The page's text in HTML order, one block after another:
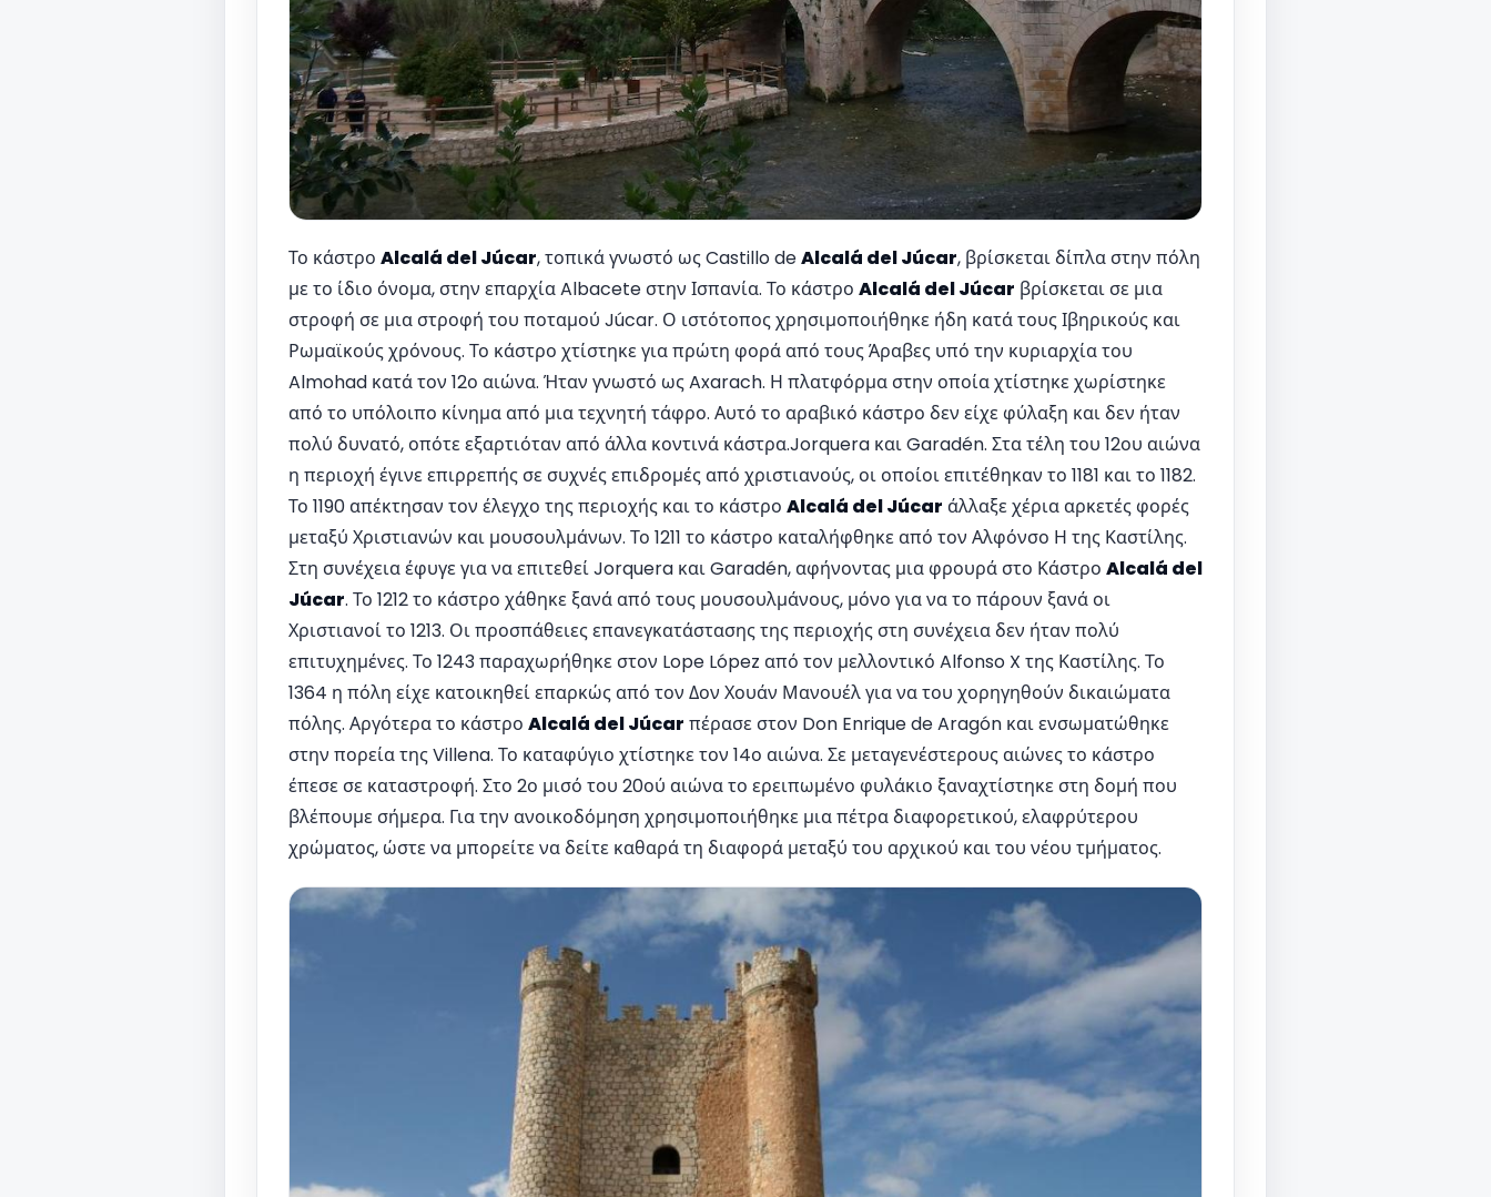
Το κάστρο Alcalá del Júcar, τοπικά γνωστό ως Castillo deAlcalá del Júcar, βρίσκεται δίπλα στην πόλη
με το ίδιο όνομα, στην επαρχία Albacete στην Ισπανία. Το κάστρο Alcalá del Júcar βρίσκεται σε μια
στροφή σε μια στροφή του ποταμού Júcar. Ο ιστότοπος χρησιμοποιήθηκε ήδη κατά τους Ιβηρικούς και
Ρωμαϊκούς χρόνους. Το κάστρο χτίστηκε για πρώτη φορά από τους Άραβες υπό την κυριαρχία του
Almohad κατά τον 12ο αιώνα. Ήταν γνωστό ως Axarach. Η πλατφόρμα στην οποία χτίστηκε χωρίστηκε
από το υπόλοιπο κίνημα από μια τεχνητή τάφρο. Αυτό το αραβικό κάστρο δεν είχε φύλαξη και δεν ήταν
πολύ δυνατό, οπότε εξαρτιόταν από άλλα κοντινά κάστρα.Jorquera και Garadén. Στα τέλη του 12ου αιώνα
η περιοχή έγινε επιρρεπής σε συχνές επιδρομές από χριστιανούς, οι οποίοι επιτέθηκαν το 1181 και το 1182.
Το 1190 απέκτησαν τον έλεγχο της περιοχής και το κάστρο Alcalá del Júcar άλλαξε χέρια αρκετές φορές
μεταξύ Χριστιανών και μουσουλμάνων. Το 1211 το κάστρο καταλήφθηκε από τον Αλφόνσο Η της Καστίλης.
Στη συνέχεια έφυγε για να επιτεθεί Jorquera και Garadén, αφήνοντας μια φρουρά στο Κάστρο Alcalá del
Júcar. Το 1212 το κάστρο χάθηκε ξανά από τους μουσουλμάνους, μόνο για να το πάρουν ξανά οι
Χριστιανοί το 1213. Οι προσπάθειες επανεγκατάστασης της περιοχής στη συνέχεια δεν ήταν πολύ
επιτυχημένες. Το 1243 παραχωρήθηκε στον Lope López από τον μελλοντικό Alfonso X της Καστίλης. Το
1364 η πόλη είχε κατοικηθεί επαρκώς από τον Δον Χουάν Μανουέλ για να του χορηγηθούν δικαιώματα
πόλης. Αργότερα το κάστρο Alcalá del Júcar πέρασε στον Don Enrique de Aragón και ενσωματώθηκε
στην πορεία της Villena. Το καταφύγιο χτίστηκε τον 14ο αιώνα. Σε μεταγενέστερους αιώνες το κάστρο
έπεσε σε καταστροφή. Στο 2ο μισό του 20ού αιώνα το ερειπωμένο φυλάκιο ξαναχτίστηκε στη δομή που
βλέπουμε σήμερα. Για την ανοικοδόμηση χρησιμοποιήθηκε μια πέτρα διαφορετικού, ελαφρύτερου
χρώματος, ώστε να μπορείτε να δείτε καθαρά τη διαφορά μεταξύ του αρχικού και του νέου τμήματος.